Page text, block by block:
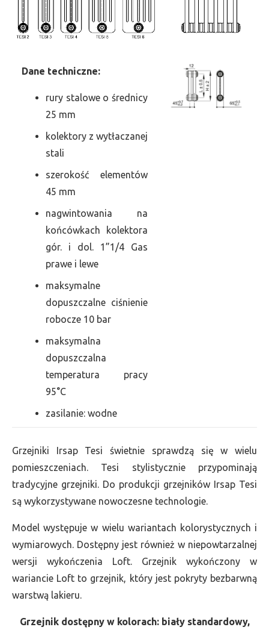
Dane techniczne:
rury stalowe o średnicy
25 mm
kolektory z wytłaczanej
stali
szerokość elementów
45 mm
nagwintowania na
końcówkach kolektora
gór. i dol. 1”1/4 Gas
prawe i lewe
maksymalne
dopuszczalne ciśnienie
robocze 10 bar
maksymalna
dopuszczalna
temperatura pracy
95°C
zasilanie: wodne
Grzejniki Irsap Tesi świetnie sprawdzą się w wielu
pomieszczeniach. Tesi stylistycznie przypominają
tradycyjne grzejniki. Do produkcji grzejników Irsap Tesi
są wykorzystywane nowoczesne technologie.
Model występuje w wielu wariantach kolorystycznych i
wymiarowych. Dostępny jest również w niepowtarzalnej
wersji wykończenia Loft. Grzejnik wykończony w
wariancie Loft to grzejnik, który jest pokryty bezbarwną
warstwą lakieru.
Grzejnik dostępny w kolorach: biały standardowy,